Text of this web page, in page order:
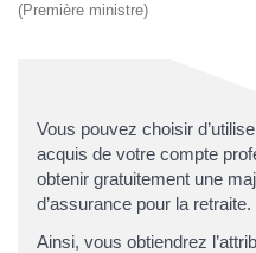
(Première ministre)
Vous pouvez choisir
acquis de votre compte
obtenir gratuitement une
d’assurance pour la retraite.
Ainsi, vous obtiendrez